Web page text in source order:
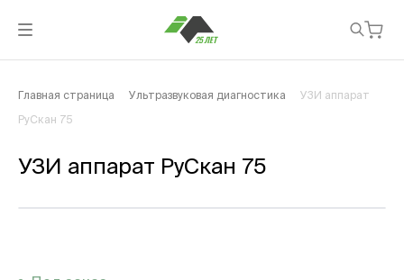
Главная страница Ультразвуковая диагностика УЗИ аппарат
РуСкан 75
УЗИ аппарат РуСкан 75